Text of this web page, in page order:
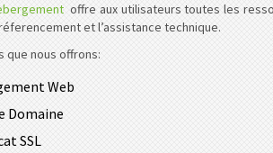
offre aux utilisateurs toutes les
et l’assistance technique.
que nous offrons:
Web
Domaine
SSL